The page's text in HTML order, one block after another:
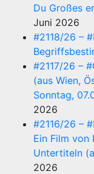
Du Großes
Juni 2026
#2118/26 –
#2117/26 –
(aus Wien,
Sonntag,
2026
#2116/26 –
Ein Film von
Untertiteln
2026